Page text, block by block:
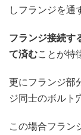
しフランジを通
フランジ接続す
て済むことが特
更にフランジ部
ジ同士のボルト
この場合フラン